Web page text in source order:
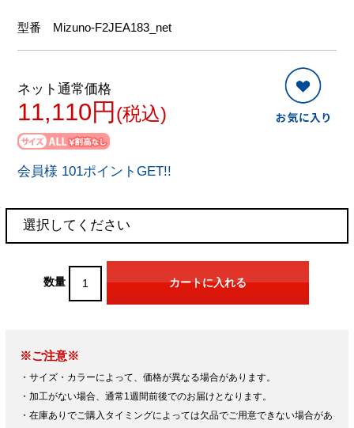
型番 Mizuno-F2JEA183_net
ネット通常価格
11,110円 (税込)
会員様 101ポイントGET!!
数量
※ご注意※
・サイズ・カラーによって、価格が異なる場合があります。
・加工がない場合、通常1週間前後でのお届けとなります。
・在庫ありでご購入タイミングによっては欠品でご用意できない場合があ